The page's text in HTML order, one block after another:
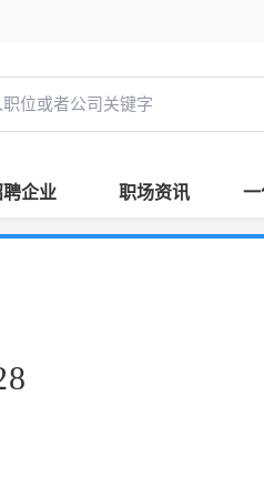
聘企业 职场资讯 一